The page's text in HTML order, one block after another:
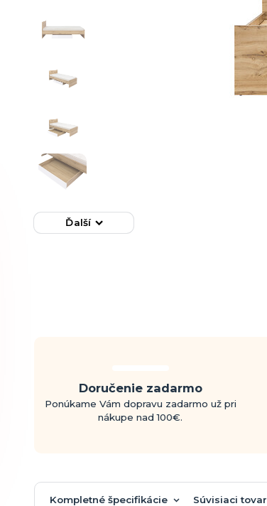
Ďalší
Doručenie zadarmo
Ponúkame Vám dopravu zadarmo už pri
nákupe nad 100€.
Kompletné špecifikácie Súvisiaci tovar